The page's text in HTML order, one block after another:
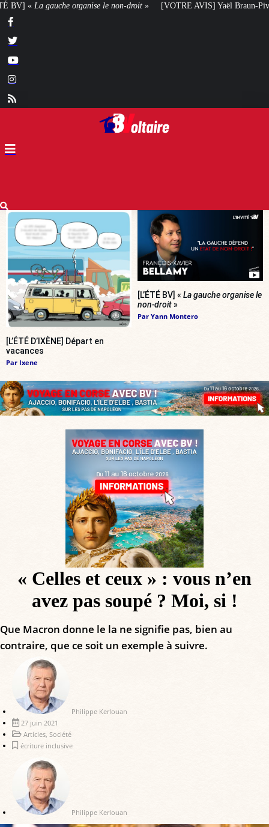
droit» [VOTRE AVIS] Yaël Braun-Pivet doit-elle renoncer à son projet
[L’ÉTÉ D’IXÈNE] Départ en
vacances
Par Ixene
[L’ÉTÉ BV] « La gauche organise le
non-droit»
Par Yann Montero
« Celles et ceux » : vous n’en
avez pas soupé ? Moi, si !
Que Macron donne le la ne signifie pas, bien au
contraire, que ce soit un exemple à suivre.
Philippe Kerlouan
27 juin 2021
Articles, Société
écriture inclusive
Philippe Kerlouan